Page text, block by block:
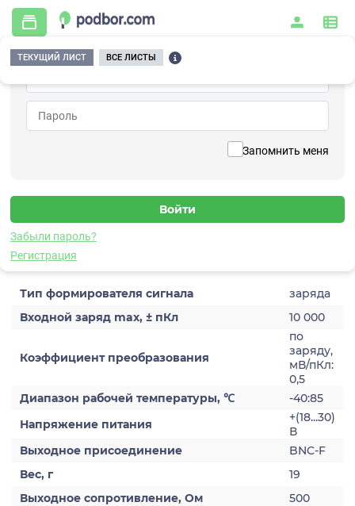
Запомнить меня
Забыли пароль?
Регистрация
ТЕКУЩИЙ ЛИСТ ВСЕ ЛИСТЫ
Главная / Контрольно-измерительные приборы и автоматика /
Измерительное оборудование / Формирователи сигналов / Преобразующие
A121-5-01
Формирователь сигналов преобразующий
Характеристики
Тип формирователя сигнала
заряда
Входной заряд max, ± пКл
10 000
Коэффициент преобразования
по
заряду,
мВ/пКл:
0,5
Диапазон рабочей температуры, ℃
-40:85
Напряжение питания
+(18...30)
В
Выходное присоединение
BNC-F
Вес, г
19
Выходное сопротивление, Ом
500